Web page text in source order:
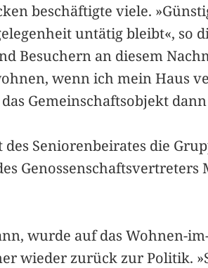
beschäftigte viele.
untätig bleibt«, so
Besuchern an diesem
wenn ich mein Haus
Gemeinschaftsobjekt
Seniorenbeirates die
wurde auf das Wohnen-
wieder zurück zur Politik.